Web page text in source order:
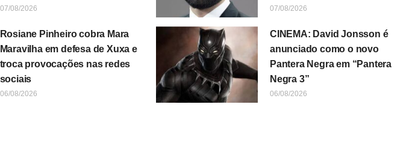
07/08/2026 07/08/2026
Rosiane Pinheiro cobra Mara
Maravilha em defesa de Xuxa e
troca provocações nas redes
sociais
06/08/2026
CINEMA: David Jonsson é
anunciado como o novo
Pantera Negra em “Pantera
Negra 3”
06/08/2026